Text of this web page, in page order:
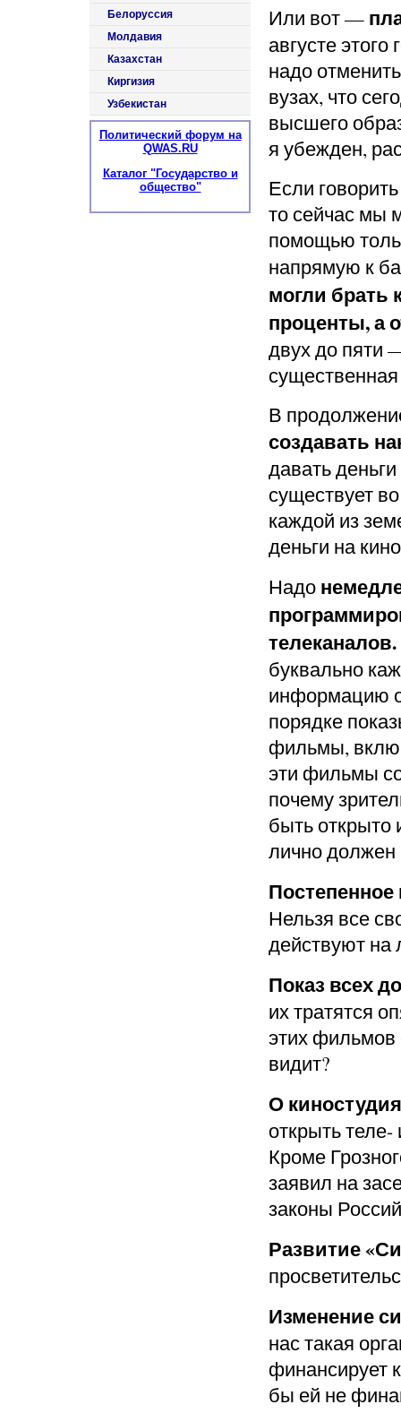
Или вот —
августе
надо
вузах, что
высшего
я убежден,
Если
то сейчас мы
помощью
напрямую к
могли
проценты, а
двух до пяти
В
создавать
давать
существует
каждой из
деньги на
Надо
телеканалов.
буквально
информацию
порядке
фильмы,
эти фильмы
почему
быть открыто
лично должен
Нельзя все
действуют на
Показ всех
их тратятся
этих фильмов
видит?
О
открыть теле-
Кроме
заявил на
законы
Развитие
Изменение
нас такая
финансирует
бы ей не
Белоруссия
Молдавия
Казахстан
Киргизия
Узбекистан
Политический форум на
QWAS.RU
Каталог "Государство и
общество"